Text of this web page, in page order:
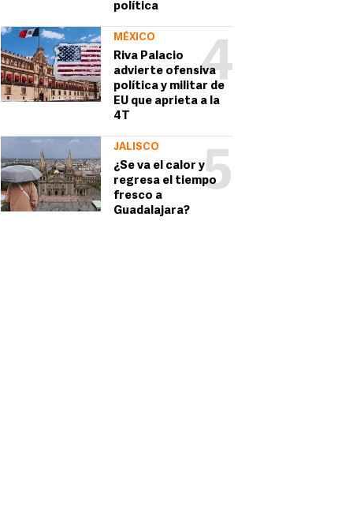
política
4
MÉXICO
Riva Palacio
advierte ofensiva
política y militar de
EU que aprieta a la
4T
5
JALISCO
¿Se va el calor y
regresa el tiempo
fresco a
Guadalajara?